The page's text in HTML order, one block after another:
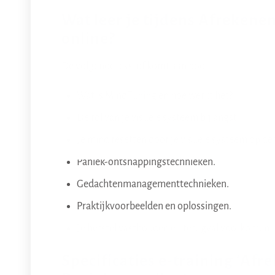
Paniek-ontsnappingstechnieken.
Gedachtenmanagementtechnieken.
Praktijkvoorbeelden en oplossingen.